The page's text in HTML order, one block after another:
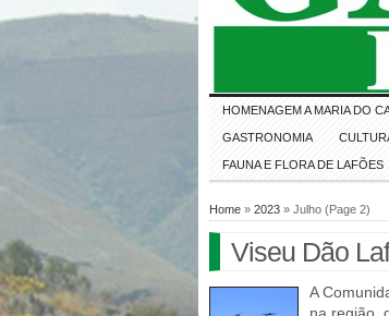
HOMENAGEM A MARIA DO
GASTRONOMIA
FAUNA E FLORA DE LAFÕES
Home » 2023 » Julho (Page 2)
Viseu Dão
A